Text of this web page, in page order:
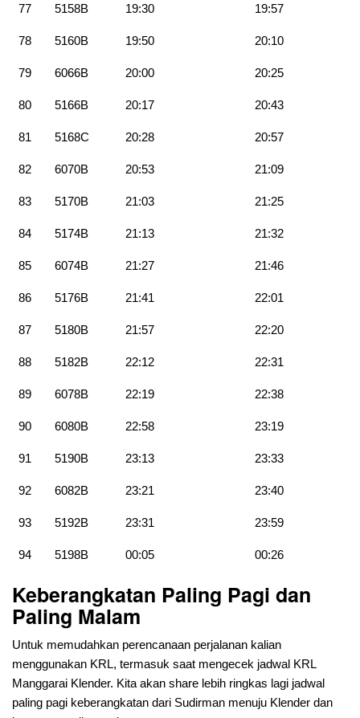
77 5158B 19:30 19:57
78 5160B 19:50 20:10
79 6066B 20:00 20:25
80 5166B 20:17 20:43
81 5168C 20:28 20:57
82 6070B 20:53 21:09
83 5170B 21:03 21:25
84 5174B 21:13 21:32
85 6074B 21:27 21:46
86 5176B 21:41 22:01
87 5180B 21:57 22:20
88 5182B 22:12 22:31
89 6078B 22:19 22:38
90 6080B 22:58 23:19
91 5190B 23:13 23:33
92 6082B 23:21 23:40
93 5192B 23:31 23:59
94 5198B 00:05 00:26
Keberangkatan Paling Pagi dan
Paling Malam
Untuk memudahkan perencanaan perjalanan kalian
menggunakan KRL, termasuk saat mengecek jadwal KRL
Manggarai Klender. Kita akan share lebih ringkas lagi jadwal
paling pagi keberangkatan dari Sudirman menuju Klender dan